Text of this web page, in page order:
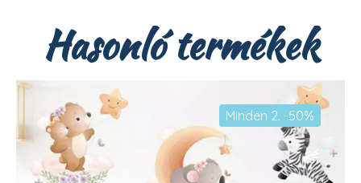
Hasonló termékek
Minden 2. -50%